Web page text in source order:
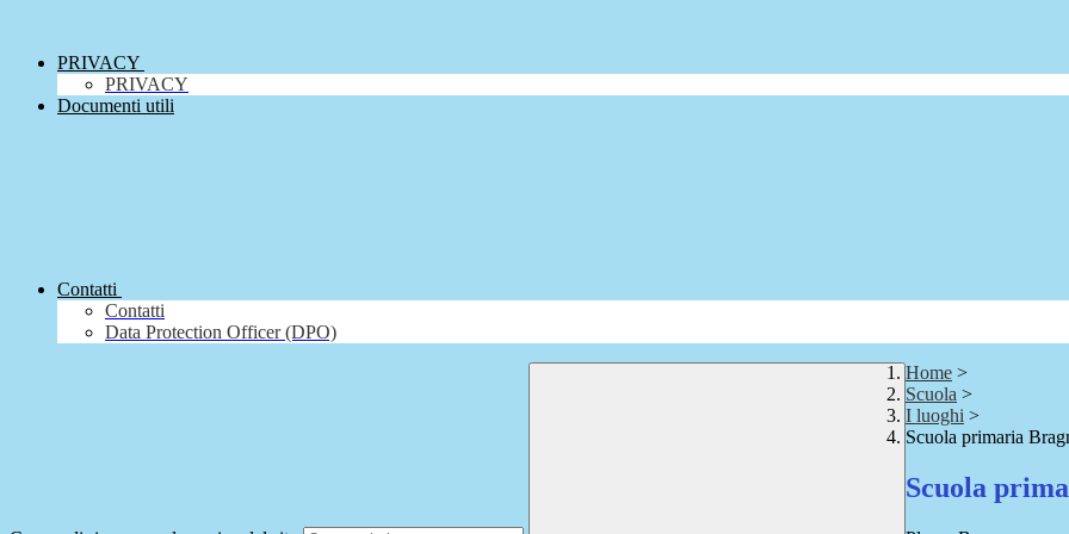
PRIVACY
PRIVACY
Documenti utili
Contatti
Contatti
Data Protection Officer (DPO)
Home >
Scuola >
I luoghi >
Scuola primaria
Scuola